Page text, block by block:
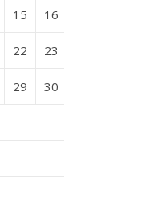
15 16
22 23
29 30